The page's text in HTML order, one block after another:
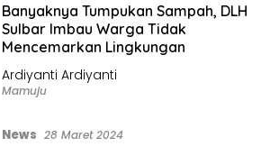
Banyaknya Tumpukan Sampah, DLH
Sulbar Imbau Warga Tidak
Mencemarkan Lingkungan
Ardiyanti Ardiyanti
Mamuju
News 28 Maret 2024